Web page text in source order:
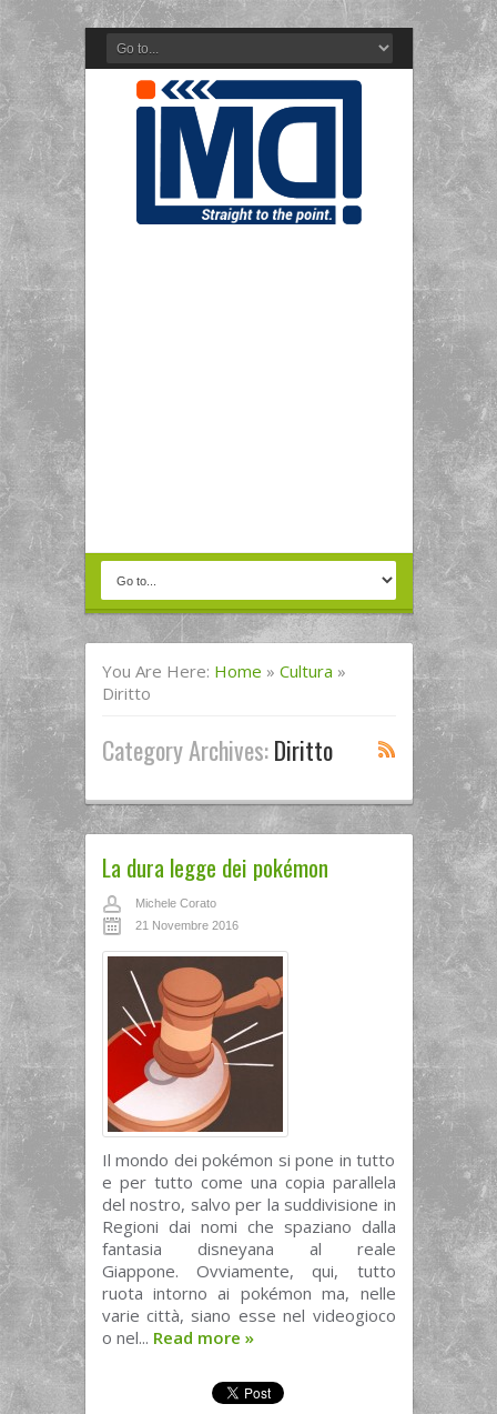
You Are Here: Home » Cultura »
Diritto
Category Archives:Diritto
La dura legge dei pokémon
Michele Corato
21 Novembre 2016
Il mondo dei pokémon si pone in tutto
e per tutto come una copia parallela
del nostro, salvo per la suddivisione in
Regioni dai nomi che spaziano dalla
fantasia disneyana al reale
Giappone. Ovviamente, qui, tutto
ruota intorno ai pokémon ma, nelle
varie città, siano esse nel videogioco
o nel... Read more »